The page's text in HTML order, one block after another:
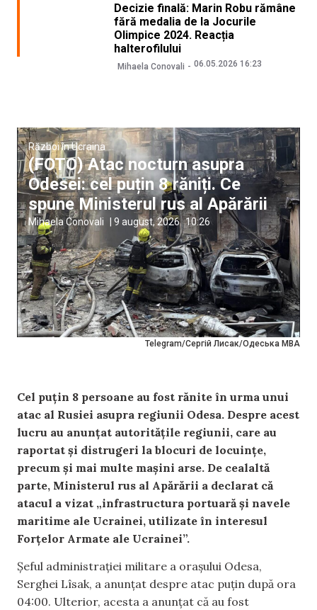
Decizie finală: Marin Robu rămâne
fără medalia de la Jocurile
Olimpice 2024. Reacția
halterofilului
Mihaela Conovali 06.05.2026 16:23
Telegram/Сергій Лисак/Одеська МВА
Război în Ucraina
(FOTO) Atac nocturn asupra
Odesei: cel puțin 8 răniți. Ce
spune Ministerul rus al Apărării
Mihaela Conovali 9 august, 2026 10:26
Cel puțin 8 persoane au fost rănite în urma unui
atac al Rusiei asupra regiunii Odesa. Despre acest
lucru au anunțat autoritățile regiunii, care au
raportat și distrugeri la blocuri de locuințe,
precum și mai multe mașini arse. De cealaltă
parte, Ministerul rus al Apărării a declarat că
atacul a vizat „infrastructura portuară și navele
maritime ale Ucrainei, utilizate în interesul
Forțelor Armate ale Ucrainei”.
Șeful administrației militare a orașului Odesa,
Serghei Lîsak, a anunțat despre atac puțin după ora
04:00. Ulterior, acesta a anunțat că au fost